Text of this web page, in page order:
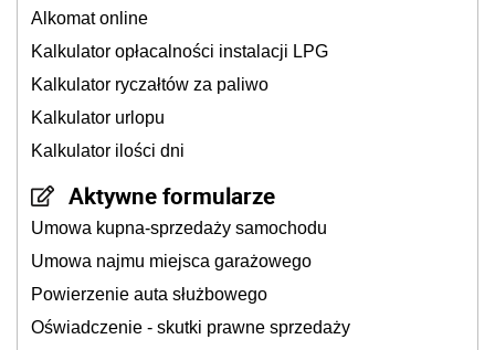
Alkomat online
Kalkulator opłacalności instalacji LPG
Kalkulator ryczałtów za paliwo
Kalkulator urlopu
Kalkulator ilości dni
Aktywne formularze
Umowa kupna-sprzedaży samochodu
Umowa najmu miejsca garażowego
Powierzenie auta służbowego
Oświadczenie - skutki prawne sprzedaży